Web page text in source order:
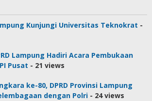
Kunjungi Universitas Teknokrat -
Lampung Hadiri Acara Pembukaan
Pusat - 21 views
ke-80, DPRD Provinsi Lampung
dengan Polri - 24 views